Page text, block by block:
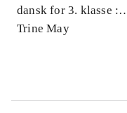
dansk for 3. klasse :
grundbog --
Trine May